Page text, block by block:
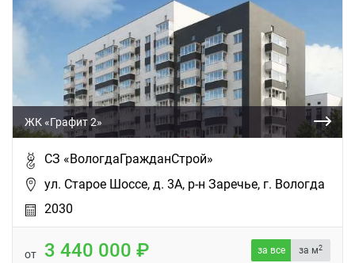
ЖК «Графит 2»
СЗ «ВологдаГражданСтрой»
ул. Старое Шоссе, д. 3А, р-н Заречье, г. Вологда
2030
от 3 440 000 за все за м2